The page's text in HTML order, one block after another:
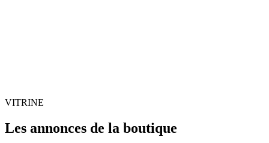
VITRINE
Les annonces de la boutique